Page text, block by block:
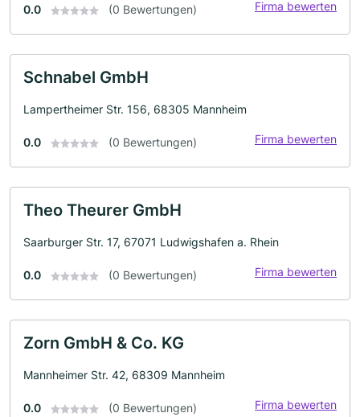
0.0 (0 Bewertungen) Firma bewerten
Schnabel GmbH
Lampertheimer Str. 156, 68305 Mannheim
0.0 (0 Bewertungen) Firma bewerten
Theo Theurer GmbH
Saarburger Str. 17, 67071 Ludwigshafen a. Rhein
0.0 (0 Bewertungen) Firma bewerten
Zorn GmbH & Co. KG
Mannheimer Str. 42, 68309 Mannheim
0.0 (0 Bewertungen) Firma bewerten